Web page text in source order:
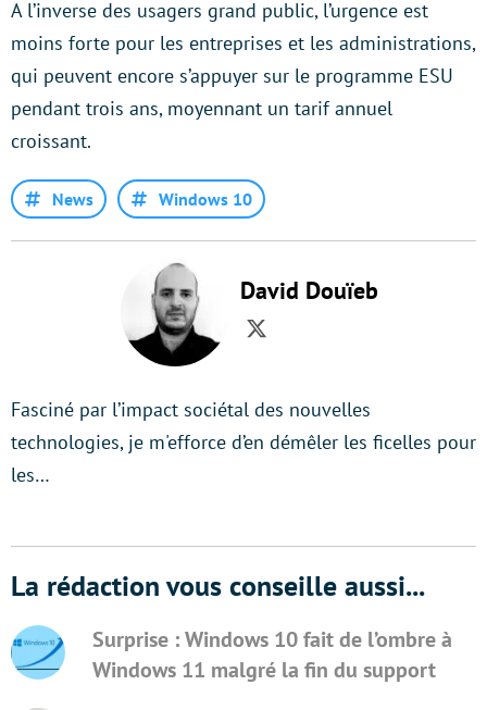
A l’inverse des usagers grand public, l’urgence est
moins forte pour les entreprises et les administrations,
qui peuvent encore s’appuyer sur le programme ESU
pendant trois ans, moyennant un tarif annuel
croissant.
News Windows 10
David Douïeb
Twitter
Fasciné par l’impact sociétal des nouvelles
technologies, je m'efforce d’en démêler les ficelles pour
les…
La rédaction vous conseille aussi...
Surprise : Windows 10 fait de l’ombre à
Windows 11 malgré la fin du support